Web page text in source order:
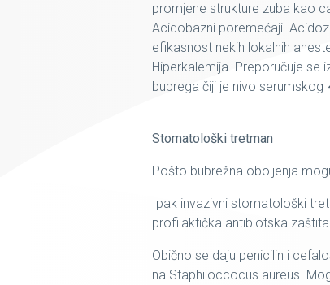
promjene strukture zuba kao
Acidobazni poremećaji.
efikasnost nekih lokalnih
Hiperkalemija. Preporučuje
bubrega čiji je nivo
Stomatološki tretman
Pošto bubrežna oboljenja
Ipak invazivni stomatološki
profilaktička antibiotska
Obično se daju penicilin i
na Staphiloccocus aureus.